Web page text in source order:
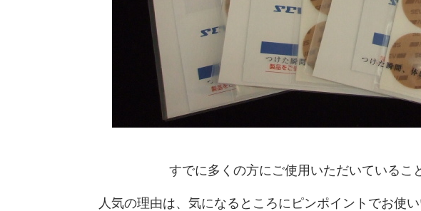
すでに多くの方にご使用いただいているこ
人気の理由は、気になるところにピンポイントでお使